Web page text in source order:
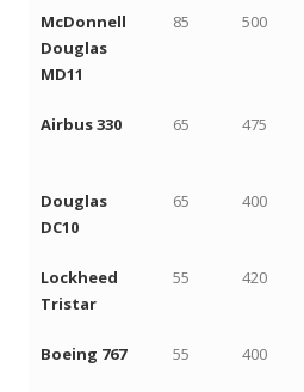
McDonnell
Douglas
MD11
85 500
Airbus 330 65 475
Douglas
DC10
65 400
Lockheed
Tristar
55 420
Boeing 767 55 400